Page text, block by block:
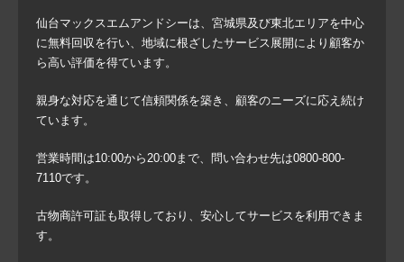
仙台マックスエムアンドシーは、宮城県及び東北エリアを中心
に無料回収を行い、地域に根ざしたサービス展開により顧客か
ら高い評価を得ています。
親身な対応を通じて信頼関係を築き、顧客のニーズに応え続け
ています。
営業時間は10:00から20:00まで、問い合わせ先は0800-800-
7110です。
古物商許可証も取得しており、安心してサービスを利用できま
す。